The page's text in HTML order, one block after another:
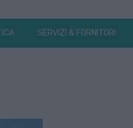
SERVIZI & FORNITORI